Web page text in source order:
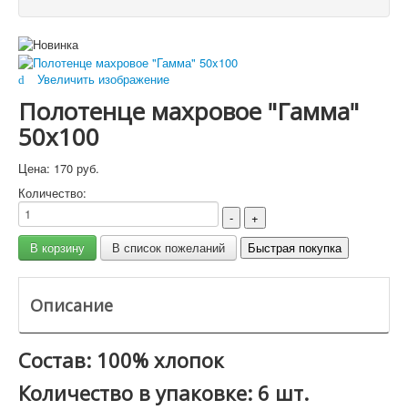
Увеличить изображение
Полотенце махровое "Гамма"
50x100
Цена: 170 руб.
Количество:
Описание
Состав: 100% хлопок
Количество в упаковке: 6 шт.